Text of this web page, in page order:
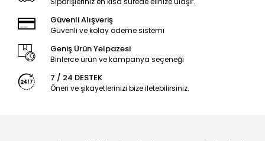
Güvenli Alışveriş
Güvenli ve kolay ödeme sistemi
Geniş Ürün Yelpazesi
Binlerce ürün ve kampanya seçeneği
7 / 24 DESTEK
Öneri ve şikayetlerinizi bize iletebilirsiniz.